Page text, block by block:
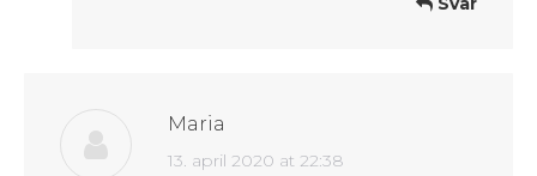
Maria
says:
13. april 2020 at 22:38